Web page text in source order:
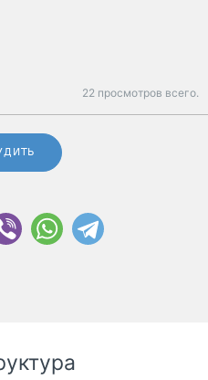
22 просмотров всего.